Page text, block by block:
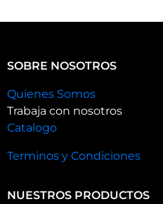
SOBRE NOSOTROS
Quienes Somos
Trabaja con nosotros
Catalogo
Terminos y Condiciones
NUESTROS PRODUCTOS